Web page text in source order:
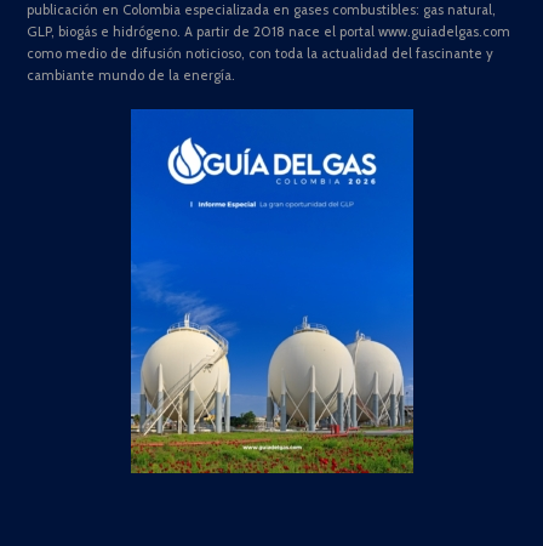
publicación en Colombia especializada en gases combustibles: gas natural,
GLP, biogás e hidrógeno. A partir de 2018 nace el portal www.guiadelgas.com
como medio de difusión noticioso, con toda la actualidad del fascinante y
cambiante mundo de la energía.